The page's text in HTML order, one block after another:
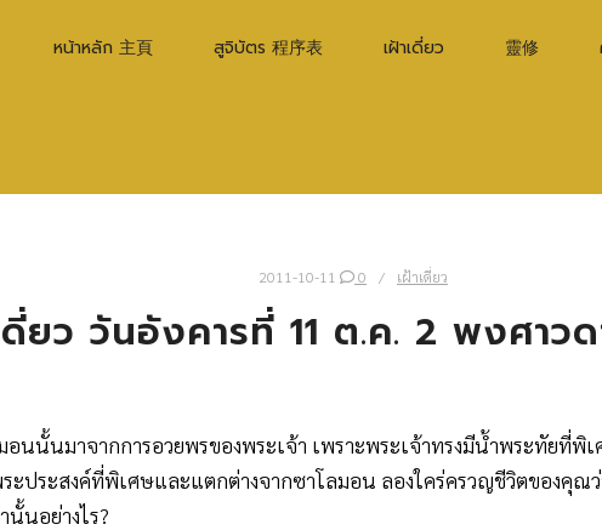
หน้าหลัก 主頁 สูจิบัตร 程序表 เฝ้าเดี่ยว 靈修
2011-10-11 0 เฝ้าเดี่ยว
ดี่ยว วันอังคารที่ 11 ต.ค. 2 พงศาวด
นนั้นมาจากการอวยพรของพระเจ้า เพราะพระเจ้าทรงมีน้ำพระทัยที่
ระประสงค์ที่พิเศษและแตกต่างจากซาโลมอน ลองใคร่ครวญชีวิตของคุ
นอย่างไร?